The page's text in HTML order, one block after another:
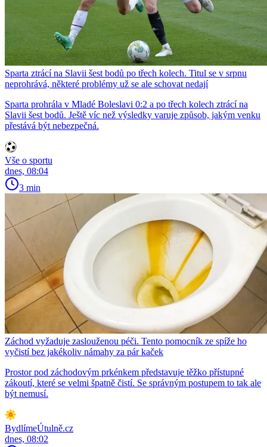
Sparta ztrácí na Slavii šest bodů po třech kolech. Titul se v srpnu
neprohrává, některé problémy už se ale schovat nedají
Sparta prohrála v Mladé Boleslavi 0:2 a po třech kolech ztrácí na
Slavii šest bodů. Ještě víc než výsledky varuje způsob, jakým venku
přestává být nebezpečná.
Vše o sportu
dnes, 08:04
3 min
Záchod vyžaduje zaslouženou péči. Tento pomocník ze spíže ho
vyčistí bez jakékoliv námahy za pár kaček
Prostor pod záchodovým prkénkem představuje těžko přístupné
zákoutí, které se velmi špatně čistí. Se správným postupem to tak ale
být nemusí.
BydlímeÚtulně.cz
dnes, 08:02